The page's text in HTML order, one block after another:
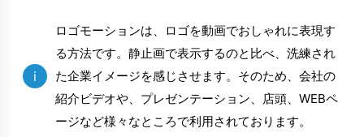
i
ロゴモーションは、ロゴを動画でおしゃれに表現す
る方法です。静止画で表示するのと比べ、洗練され
た企業イメージを感じさせます。そのため、会社の
紹介ビデオや、プレゼンテーション、店頭、WEBペ
ージなど様々なところで利用されております。